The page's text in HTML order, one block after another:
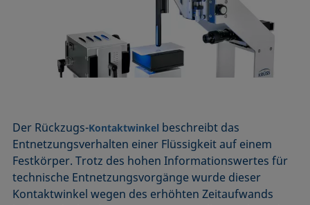
Der Rückzugs-Kontaktwinkel beschreibt das
Entnetzungsverhalten einer Flüssigkeit auf einem
Festkörper. Trotz des hohen Informationswertes für
technische Entnetzungsvorgänge wurde dieser
Kontaktwinkel wegen des erhöhten Zeitaufwands